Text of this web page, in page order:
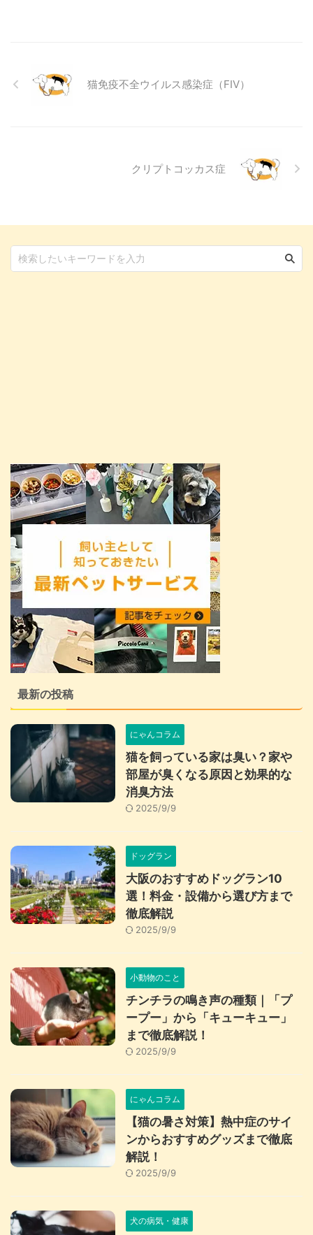
に動物病院に行くべきかどうかの
判断基準や、病院での治療内容に
猫免疫不全ウイルス感染症（FIV）
クリプトコッカス症
最新の投稿
にゃんコラム
猫を飼っている家は臭い？家や
部屋が臭くなる原因と効果的な
消臭方法
2025/9/9
ドッグラン
大阪のおすすめドッグラン10
選！料金・設備から選び方まで
徹底解説
2025/9/9
小動物のこと
チンチラの鳴き声の種類｜「プ
ープー」から「キューキュー」
まで徹底解説！
2025/9/9
にゃんコラム
【猫の暑さ対策】熱中症のサイ
ンからおすすめグッズまで徹底
解説！
2025/9/9
犬の病気・健康